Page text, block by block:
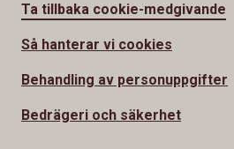
Ta tillbaka cookie-medgivande
Så hanterar vi cookies
Behandling av personuppgifter
Bedrägeri och säkerhet